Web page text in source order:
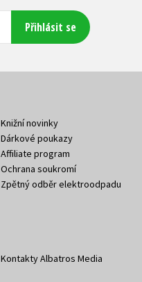
Přihlásit se
Knižní novinky
Dárkové poukazy
Affiliate program
Ochrana soukromí
Zpětný odběr elektroodpadu
Kontakty Albatros Media